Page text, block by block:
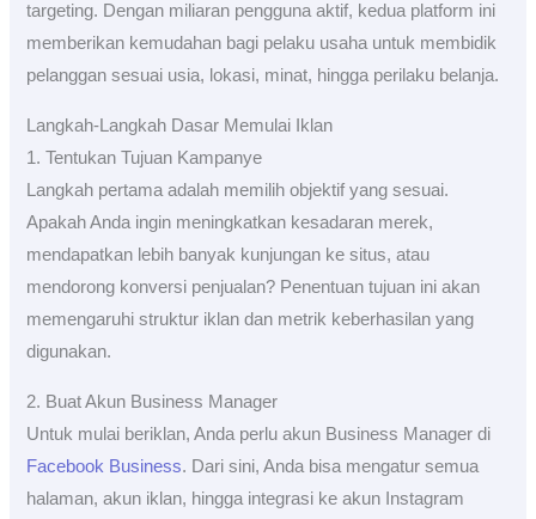
targeting. Dengan miliaran pengguna aktif, kedua platform ini
memberikan kemudahan bagi pelaku usaha untuk membidik
pelanggan sesuai usia, lokasi, minat, hingga perilaku belanja.
Langkah-Langkah Dasar Memulai Iklan
1. Tentukan Tujuan Kampanye
Langkah pertama adalah memilih objektif yang sesuai.
Apakah Anda ingin meningkatkan kesadaran merek,
mendapatkan lebih banyak kunjungan ke situs, atau
mendorong konversi penjualan? Penentuan tujuan ini akan
memengaruhi struktur iklan dan metrik keberhasilan yang
digunakan.
2. Buat Akun Business Manager
Untuk mulai beriklan, Anda perlu akun Business Manager di
Facebook Business. Dari sini, Anda bisa mengatur semua
halaman, akun iklan, hingga integrasi ke akun Instagram